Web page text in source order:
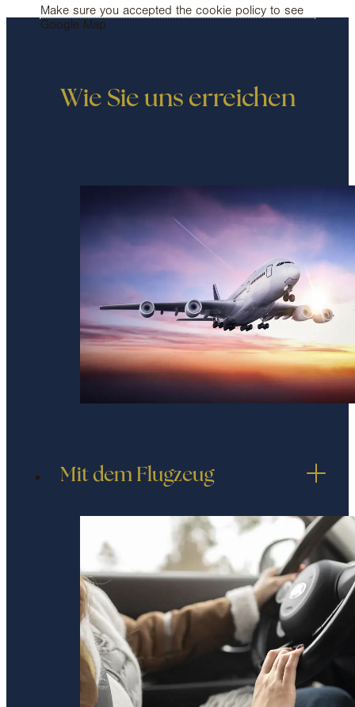
Wie Sie uns erreichen
Mit dem Flugzeug
Vom internationalen Flughafen „Marco Polo“
Mit dem öffentlichen Wasserverkehr
Alilaguna:
Wenn Sie bei den ANREISEN des
Flughafens angekommen sind, folgen
Sie den Schildern zum Pier (5
Gehminuten). Nehmen Sie das
Alilaguna-Boot, Linie Orange. die Fahrt
dauert 42 Minuten. Steigen Sie an der